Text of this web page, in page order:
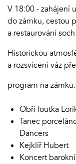
V 18:00 - zahájení
do zámku, cestou
a restaurování
Historickou
a rozsvícení váz
program na zámku:
Obří loutka
Tanec
Dancers
Kejklíř Hubert
Koncert